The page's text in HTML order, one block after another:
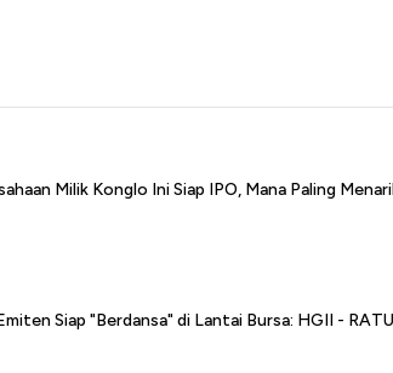
Milik Konglo Ini Siap IPO, Mana Paling
Siap "Berdansa" di Lantai Bursa: HGII - RATU